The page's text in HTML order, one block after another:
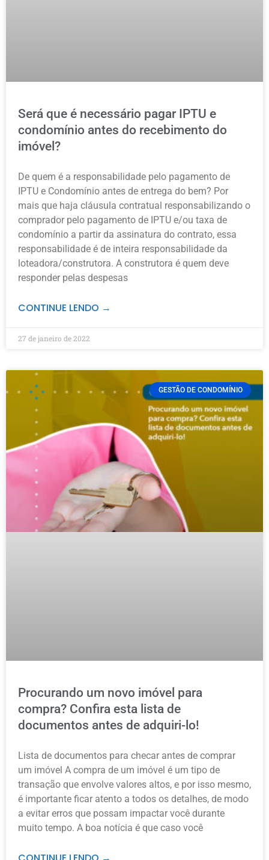
Será que é necessário pagar IPTU e
condomínio antes do recebimento do
imóvel?
De quem é a responsabilidade pelo pagamento de
IPTU e Condomínio antes de entrega do bem? Por
mais que haja cláusula contratual responsabilizando o
comprador pelo pagamento de IPTU e/ou taxa de
condomínio a partir da assinatura do contrato, essa
responsabilidade é de inteira responsabilidade da
loteadora/construtora. A construtora é quem deve
responder pelas despesas
CONTINUE LENDO →
27 de janeiro de 2022
GESTÃO DE CONDOMÍNIO
Procurando um novo imóvel para
compra? Confira esta lista de
documentos antes de adquiri-lo!
Lista de documentos para checar antes de comprar
um imóvel A compra de um imóvel é um tipo de
transação que envolve valores altos, e por isso mesmo,
é importante ficar atento a todos os detalhes, de modo
a evitar erros que possam impactar você durante
muito tempo. A boa notícia é que caso você